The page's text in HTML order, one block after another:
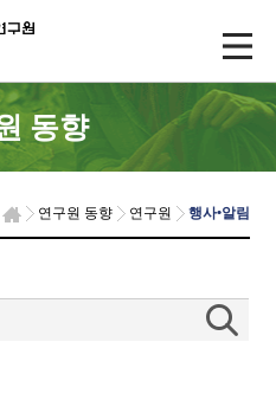
동향
연구원 동향 연구원 행사•알림